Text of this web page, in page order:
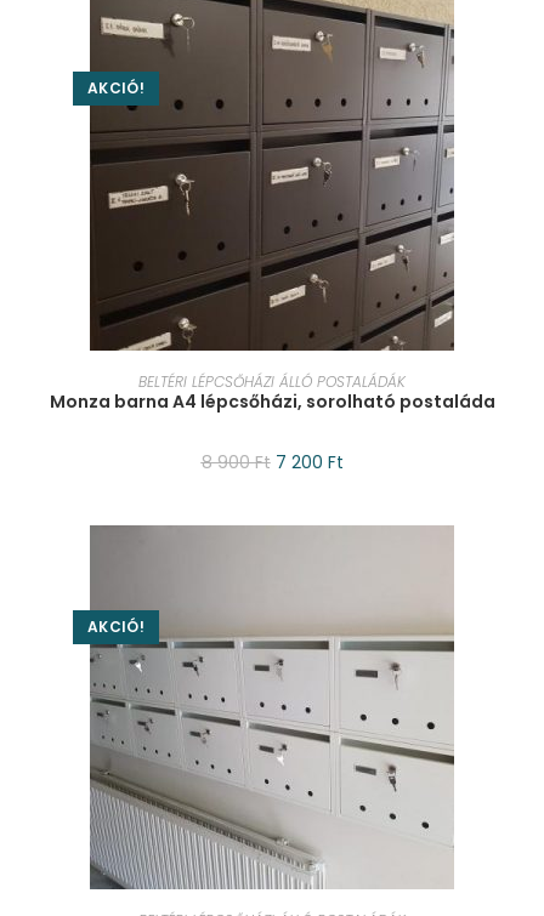
AKCIÓ!
KOSÁRBA TESZEM
BELTÉRI LÉPCSŐHÁZI ÁLLÓ POSTALÁDÁK
Monza barna A4 lépcsőházi, sorolható postaláda
8 900Ft 7 200 Ft
AKCIÓ!